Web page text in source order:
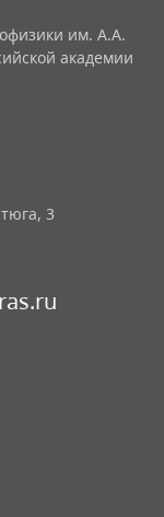
им. А.А.
академии
3